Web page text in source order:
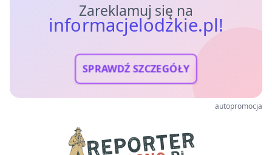
Zareklamuj się na
informacjelodzkie.pl!
SPRAWDŹ SZCZEGÓŁY
autopromocja